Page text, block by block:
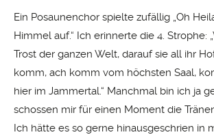
Ein Posaunenchor spielte zufällig „Oh
Himmel auf.“ Ich erinnerte die 4. Strophe:
Trost der ganzen Welt, darauf sie all ihr
komm, ach komm vom höchsten Saal,
hier im Jammertal.“ Manchmal bin ich ja
schossen mir für einen Moment die
Ich hätte es so gerne hinausgeschrien in